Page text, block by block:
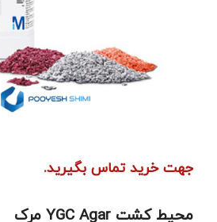
جهت خرید تماس بگیرید.
محیط کشت YGC Agar مرک